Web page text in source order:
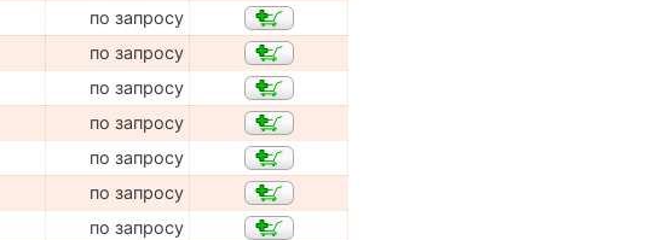
по запросу
по запросу
по запросу
по запросу
по запросу
по запросу
по запросу